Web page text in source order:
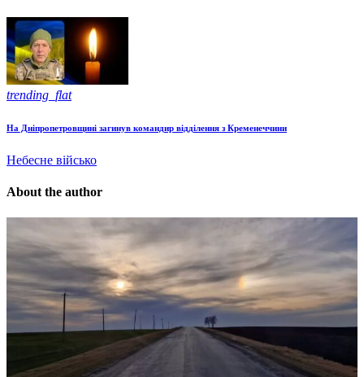
trending_flat
На Дніпропетровщині загинув командир відділення з Кременеччини
Небесне військо
About the author